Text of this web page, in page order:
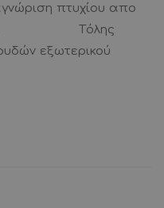
πτυχίου απο
Ι Α Tόλης
εξωτερικού